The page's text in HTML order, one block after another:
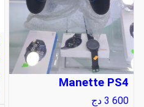
Manette PS4
3 600 دج